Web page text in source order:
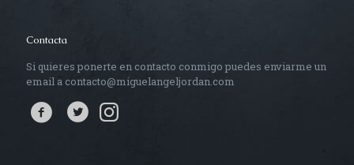
Contacta
Si quieres ponerte en contacto conmigo puedes enviarme un
email a contacto@miguelangeljordan.com